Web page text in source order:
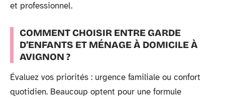
et professionnel.
COMMENT CHOISIR ENTRE GARDE
D’ENFANTS ET MÉNAGE À DOMICILE À
AVIGNON ?
Évaluez vos priorités : urgence familiale ou confort
quotidien. Beaucoup optent pour une formule